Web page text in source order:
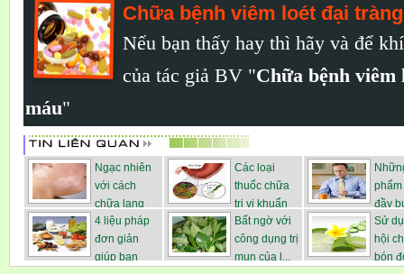
Chữa bệnh viêm loét đại
Nếu bạn thấy hay thì hãy và để
của tác giả BV "Chữa bệnh
máu"
Ngạc nhiên
với cách
chữa lang
ben b...
Các loại
thuốc chữa
trị vi khuẩn
hp...
đầy
hơi ...
4 liệu pháp
đơn giản
giúp bạn
Bất ngờ với
công dụng trị
mụn của l...
Sử
hội
bón